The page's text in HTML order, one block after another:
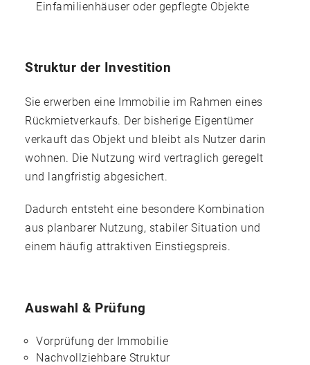
Einfamilienhäuser oder gepflegte Objekte
Struktur der Investition
Sie erwerben eine Immobilie im Rahmen eines
Rückmietverkaufs. Der bisherige Eigentümer
verkauft das Objekt und bleibt als Nutzer darin
wohnen. Die Nutzung wird vertraglich geregelt
und langfristig abgesichert.
Dadurch entsteht eine besondere Kombination
aus planbarer Nutzung, stabiler Situation und
einem häufig attraktiven Einstiegspreis.
Auswahl & Prüfung
Vorprüfung der Immobilie
Nachvollziehbare Struktur